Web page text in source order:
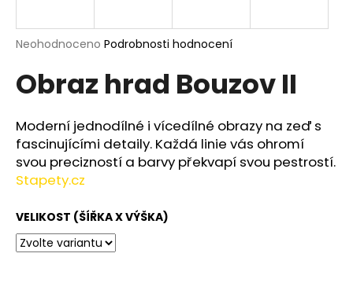
Průměrné
produktu
je
z
5
hvězdiček.
Neohodnoceno Podrobnosti hodnocení
Obraz hrad Bouzov II
Moderní jednodílné i vícedílné obrazy na zeď s
fascinujícími detaily. Každá linie vás ohromí
svou precizností a barvy překvapí svou pestrostí.
Stapety.cz
VELIKOST (ŠÍŘKA X VÝŠKA)
j
t
?
D